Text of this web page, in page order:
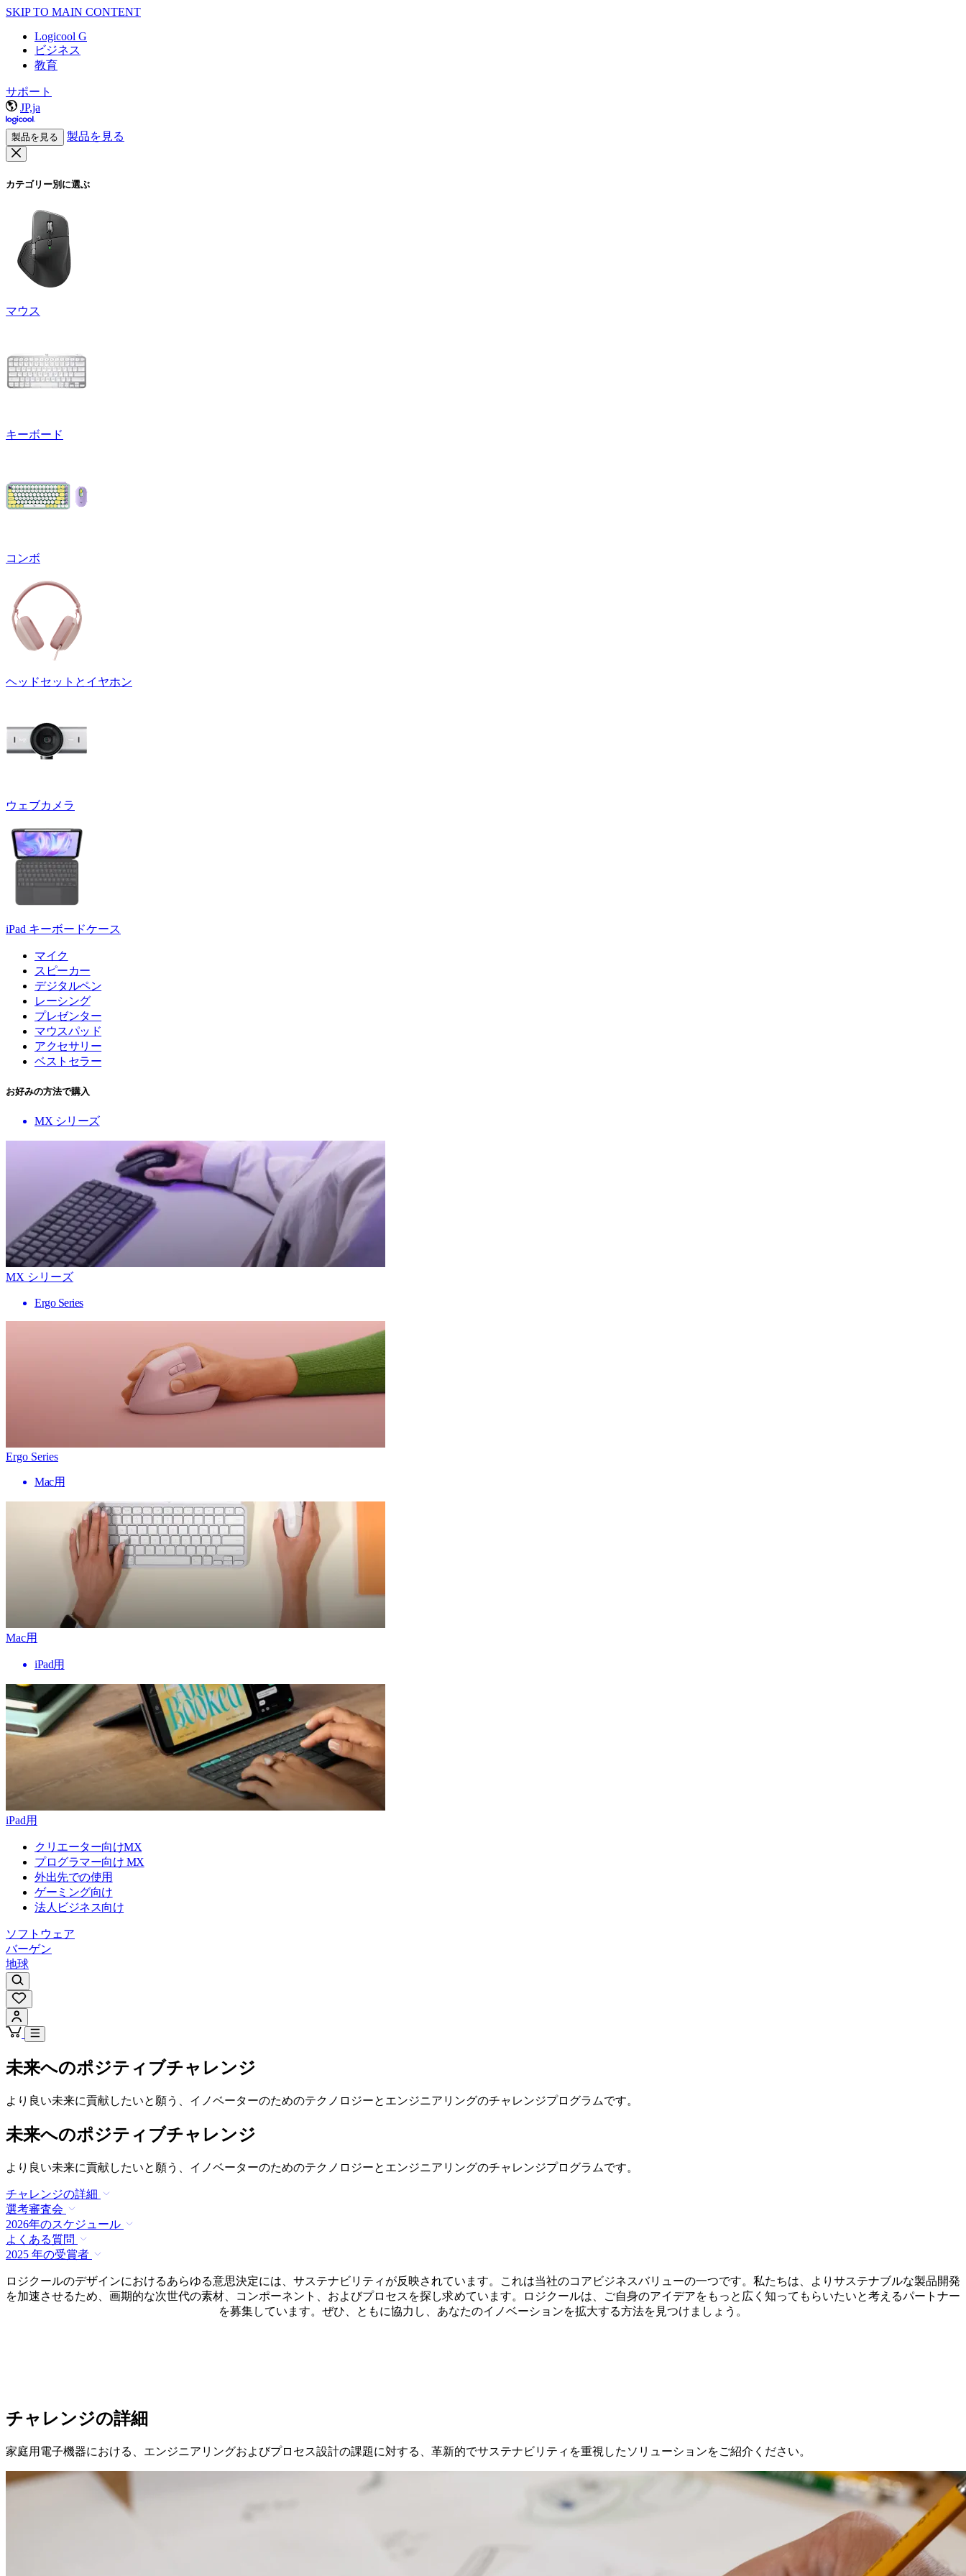
SKIP TO MAIN CONTENT
Logicool G
ビジネス
教育
サポート
JP,ja
製品を見る 製品を見る
カテゴリー別に選ぶ
マウス
キーボード
コンボ
ヘッドセットとイヤホン
ウェブカメラ
iPad キーボードケース
マイク
スピーカー
デジタルペン
レーシング
プレゼンター
マウスパッド
アクセサリー
ベストセラー
お好みの方法で購入
MX シリーズ
MX シリーズ
Ergo Series
Ergo Series
Mac用
Mac用
iPad用
iPad用
クリエーター向けMX
プログラマー向け MX
外出先での使用
ゲーミング向け
法人ビジネス向け
ソフトウェア
バーゲン
地球
未来へのポジティブチャレンジ
より良い未来に貢献したいと願う、イノベーターのためのテクノロジーとエンジニアリングのチャレンジプログラムです。
未来へのポジティブチャレンジ
より良い未来に貢献したいと願う、イノベーターのためのテクノロジーとエンジニアリングのチャレンジプログラムです。
チャレンジの詳細
選考審査会
2026年のスケジュール
よくある質問
2025 年の受賞者
ロジクールのデザインにおけるあらゆる意思決定には、サステナビリティが反映されています。これは当社のコアビジネスバリューの一つです。私たちは、よりサステナブルな製品開発
を加速させるため、画期的な次世代の素材、コンポーネント、およびプロセスを探し求めています。ロジクールは、ご自身のアイデアをもっと広く知ってもらいたいと考えるパートナー
を募集しています。ぜひ、ともに協力し、あなたのイノベーションを拡大する方法を見つけましょう。
チャレンジの詳細
家庭用電子機器における、エンジニアリングおよびプロセス設計の課題に対する、革新的でサステナビリティを重視したソリューションをご紹介ください。